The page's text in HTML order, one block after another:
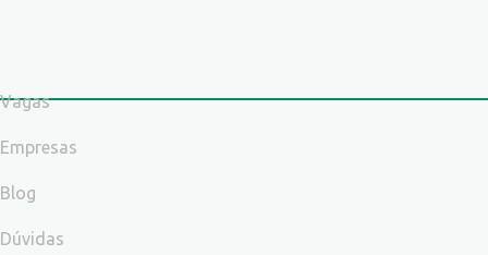
Vagas
Empresas
Blog
Dúvidas